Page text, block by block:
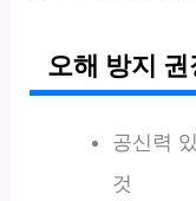
오해 방지
공신력
것